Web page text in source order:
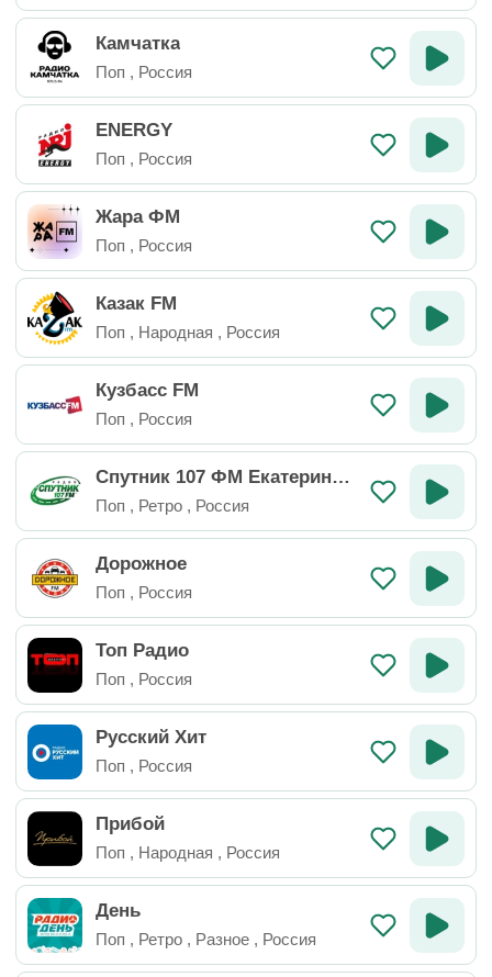
Камчатка
Поп , Россия
ENERGY
Поп , Россия
Жара ФМ
Поп , Россия
Казак FM
Поп , Народная , Россия
Кузбасс FM
Поп , Россия
Спутник 107 ФМ Екатеринбу
рг
Поп , Ретро , Россия
Дорожное
Поп , Россия
Топ Радио
Поп , Россия
Русский Хит
Поп , Россия
Прибой
Поп , Народная , Россия
День
Поп , Ретро , Разное , Россия